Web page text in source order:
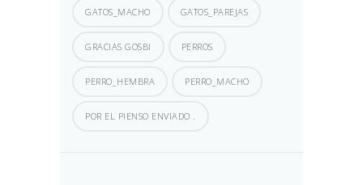
GATOS_MACHO GATOS_PAREJAS
GRACIAS GOSBI PERROS
PERRO_HEMBRA PERRO_MACHO
POR EL PIENSO ENVIADO .